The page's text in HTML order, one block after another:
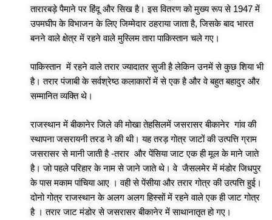
तारारबड़े पैमाने पर हिंदू और सिख है। इस वितरण को मुख्य रूप से 1947 में
उपमघीप के विभाजन के लिए जिम्मेदार ठहराया जाता है, जिसके बाद भारत
बनने वाले क्षेत्र में रहने वाले मुस्लिम तारा पाकिस्तान चले गए।
पाकिस्तान में रहने वाले तरार ज्यादातर सुजी है लेकिन उनमें से कुछ शिया भी
है। तरार पंजाबी के सर्वश्रेष्ठ कलाकारों में से एक है और वे बहुत बहादुर और
सम्मानित व्यक्ति थे।
राजस्थान में बीकानेर जिले की मोखा तेहसिलमें जसरासर बीकानेर गांव की
स्थापना जसरायनी तरड ने की थी। यह तरड़ गोत्र जाटों की उत्पत्ति ग्राम
जसरासर से मानी जाती है -तरार और पेंसिया जाट एक ही मूल के माने जाते
है। जो पहले परिहार के नाम से जाने जाते थे। वे जैसलमेर में मंडोर जिधपुर
के पास मकाम पांचिया आए । वही से पेंसीया और तरार गोत्र की उत्पत्ति हुई।
दोनो गोत्र राजस्थान के अलग अलग हिस्सों में रहने वाले एक ही जाट गोत्र
है । तरार जाट मंडोर से जसरासर बीकानेर में साथानातृत हो गए।